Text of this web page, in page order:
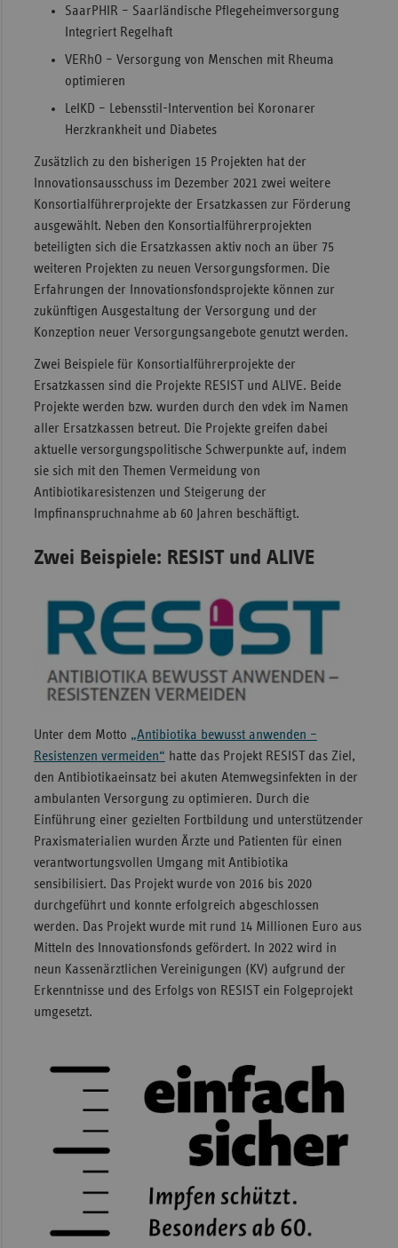
SaarPHIR – Saarländische Pflegeheimversorgung
Integriert Regelhaft
VERhO – Versorgung von Menschen mit Rheuma
optimieren
LeIKD – Lebensstil-Intervention bei Koronarer
Herzkrankheit und Diabetes
Zusätzlich zu den bisherigen 15 Projekten hat der
Innovationsausschuss im Dezember 2021 zwei weitere
Konsortialführerprojekte der Ersatzkassen zur Förderung
ausgewählt. Neben den Konsortialführerprojekten
beteiligten sich die Ersatzkassen aktiv noch an über 75
weiteren Projekten zu neuen Versorgungsformen. Die
Erfahrungen der Innovationsfondsprojekte können zur
zukünftigen Ausgestaltung der Versorgung und der
Konzeption neuer Versorgungsangebote genutzt werden.
Zwei Beispiele für Konsortialführerprojekte der
Ersatzkassen sind die Projekte RESIST und ALIVE. Beide
Projekte werden bzw. wurden durch den vdek im Namen
aller Ersatzkassen betreut. Die Projekte greifen dabei
aktuelle versorgungspolitische Schwerpunkte auf, indem
sie sich mit den Themen Vermeidung von
Antibiotikaresistenzen und Steigerung der
Impfinanspruchnahme ab 60 Jahren beschäftigt.
Zwei Beispiele: RESIST und ALIVE
Unter dem Motto „Antibiotika bewusst anwenden –
Resistenzen vermeiden“ hatte das Projekt RESIST das Ziel,
den Antibiotikaeinsatz bei akuten Atemwegsinfekten in der
ambulanten Versorgung zu optimieren. Durch die
Einführung einer gezielten Fortbildung und unterstützender
Praxismaterialien wurden Ärzte und Patienten für einen
verantwortungsvollen Umgang mit Antibiotika
sensibilisiert. Das Projekt wurde von 2016 bis 2020
durchgeführt und konnte erfolgreich abgeschlossen
werden. Das Projekt wurde mit rund 14 Millionen Euro aus
Mitteln des Innovationsfonds gefördert. In 2022 wird in
neun Kassenärztlichen Vereinigungen (KV) aufgrund der
Erkenntnisse und des Erfolgs von RESIST ein Folgeprojekt
umgesetzt.